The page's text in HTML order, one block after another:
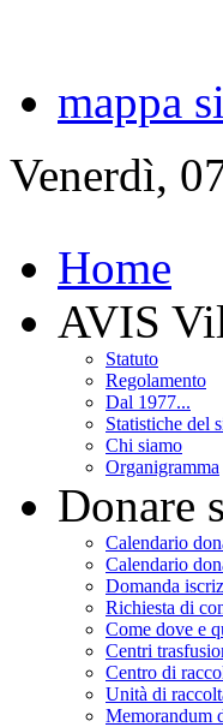
mappa
Venerdì,
Home
AVIS
Statuto
Regolamento
Dal 1977...
Statistiche del
Chi siamo
Organigramma
Donare
Calendario
Calendario
Domanda
Richiesta di
Come dove e
Centri
Centro di
Unità di
Memorandum